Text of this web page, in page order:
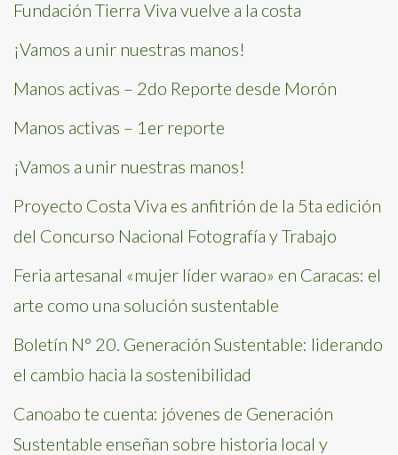
Fundación Tierra Viva vuelve a la costa
¡Vamos a unir nuestras manos!
Manos activas – 2do Reporte desde Morón
Manos activas – 1er reporte
¡Vamos a unir nuestras manos!
Proyecto Costa Viva es anfitrión de la 5ta edición
del Concurso Nacional Fotografía y Trabajo
Feria artesanal «mujer líder warao» en Caracas: el
arte como una solución sustentable
Boletín N° 20. Generación Sustentable: liderando
el cambio hacia la sostenibilidad
Canoabo te cuenta: jóvenes de Generación
Sustentable enseñan sobre historia local y